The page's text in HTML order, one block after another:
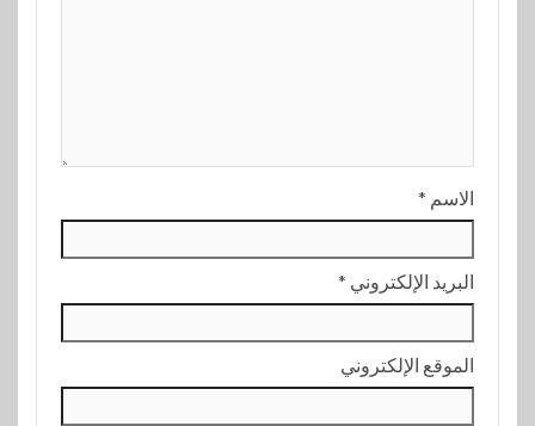
الاسم *
البريد الإلكتروني *
الموقع الإلكتروني